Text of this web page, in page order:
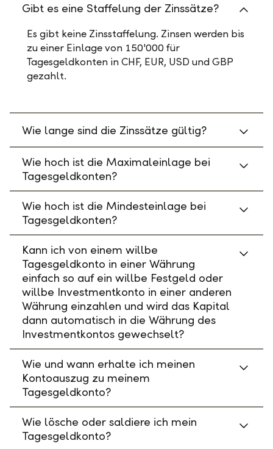
Gibt es eine Staffelung der Zinssätze?
Es gibt keine Zinsstaffelung. Zinsen werden bis
zu einer Einlage von 150'000 für
Tagesgeldkonten in CHF, EUR, USD und GBP
gezahlt.
Wie lange sind die Zinssätze gültig?
Wie hoch ist die Maximaleinlage bei
Tagesgeldkonten?
Wie hoch ist die Mindesteinlage bei
Tagesgeldkonten?
Kann ich von einem willbe
Tagesgeldkonto in einer Währung
einfach so auf ein willbe Festgeld oder
willbe Investmentkonto in einer anderen
Währung einzahlen und wird das Kapital
dann automatisch in die Währung des
Investmentkontos gewechselt?
Wie und wann erhalte ich meinen
Kontoauszug zu meinem
Tagesgeldkonto?
Wie lösche oder saldiere ich mein
Tagesgeldkonto?